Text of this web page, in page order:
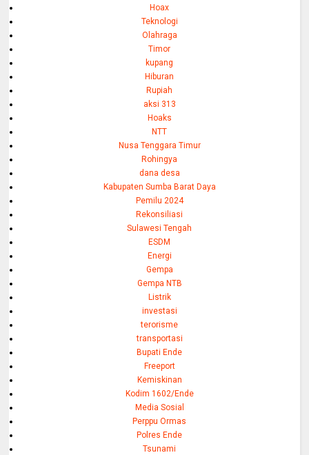
Hoax
Teknologi
Olahraga
Timor
kupang
Hiburan
Rupiah
aksi 313
Hoaks
NTT
Nusa Tenggara Timur
Rohingya
dana desa
Kabupaten Sumba Barat Daya
Pemilu 2024
Rekonsiliasi
Sulawesi Tengah
ESDM
Energi
Gempa
Gempa NTB
Listrik
investasi
terorisme
transportasi
Bupati Ende
Freeport
Kemiskinan
Kodim 1602/Ende
Media Sosial
Perppu Ormas
Polres Ende
Tsunami